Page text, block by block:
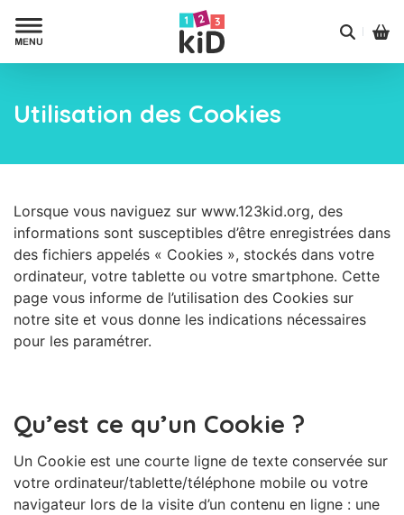
Utilisation des Cookies
Lorsque vous naviguez sur www.123kid.org, des
informations sont susceptibles d’être enregistrées dans
des fichiers appelés « Cookies », stockés dans votre
ordinateur, votre tablette ou votre smartphone. Cette
page vous informe de l’utilisation des Cookies sur
notre site et vous donne les indications nécessaires
pour les paramétrer.
Qu’est ce qu’un Cookie ?
Un Cookie est une courte ligne de texte conservée sur
votre ordinateur/tablette/téléphone mobile ou votre
navigateur lors de la visite d’un contenu en ligne : une